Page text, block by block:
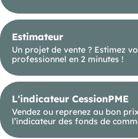
Estimateur
Un projet de vente ? Estimez
professionnel en 2 minutes !
L'indicateur CessionPME
Vendez ou reprenez au bon
l’indicateur des fonds de